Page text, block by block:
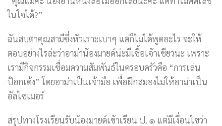
ในใจได้?”
ฉันสบตาคุณสามีซึ่งหัวเราะเบาๆ แต่ก็ไม่ได้พูดอะไร จะให้
ตอบอย่างไรล่ะว่าอาม่าน้องมายด์น่ะมีเชื้อเจ้าเชียวนะ เพราะ
เรามีกิจกรรมเชื่อมความสัมพันธ์ในครอบครัวคือ “การเล่น
ป๊อกเด้ง” โดยอาม่าเป็นเจ้ามือ เพื่อฝึกสมองไม่ให้อาม่าเป็น
อัลไซเมอร์
สรุปทางโรงเรียนรับน้องมายด์เข้าเรียน ป. ๑ แต่มีเงื่อนไขว่า